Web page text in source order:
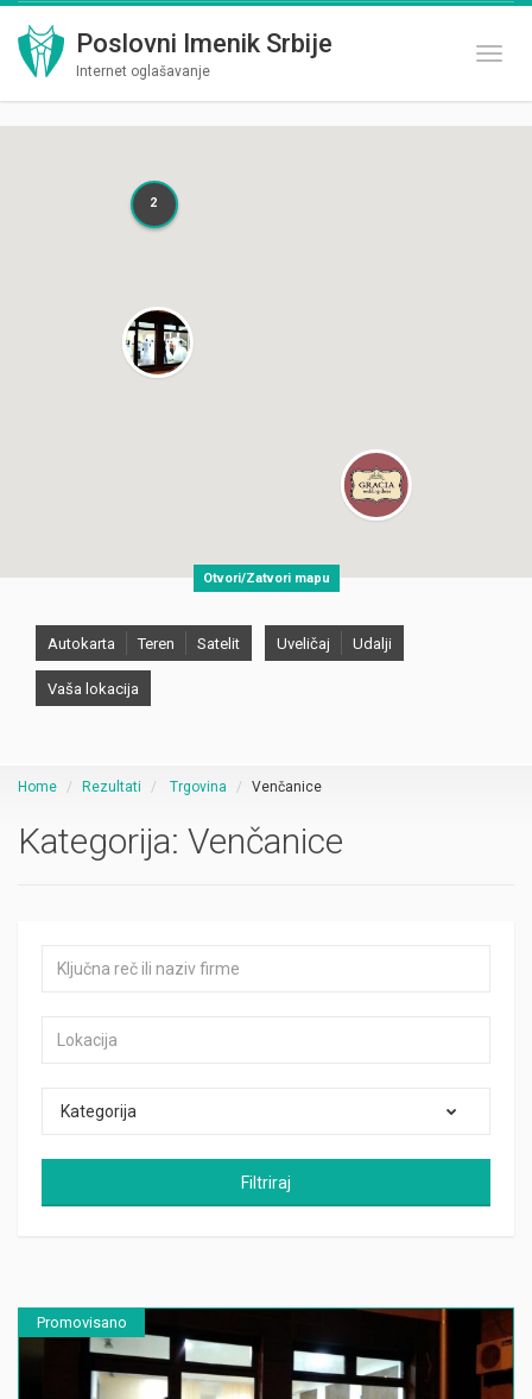
Poslovni Imenik Srbije
Internet oglašavanje
22
Otvori/Zatvori mapu
Autokarta Teren Satelit Uveličaj Udalji
Vaša lokacija
Home Rezultati Trgovina Venčanice
Kategorija: Venčanice
Kategorija
Filtriraj
Promovisano